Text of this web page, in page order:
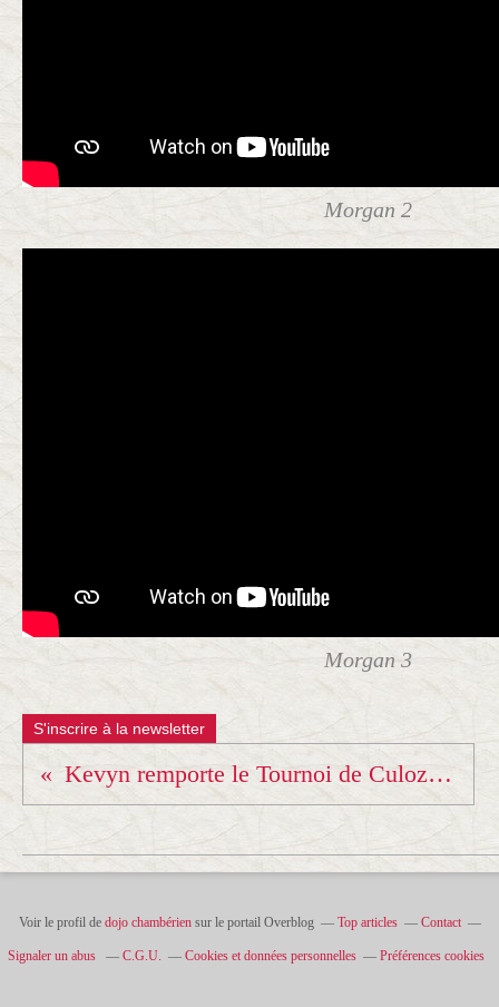
Morgan 2
Morgan 3
S'inscrire à la newsletter
Kevyn remporte le Tournoi de Culoz... comme un japonais !!!🤣🤣🤣
Voir le profil de dojo chambériensur le portail Overblog Top articles Contact
Signaler un abus C.G.U. Cookies et données personnelles Préférences cookies